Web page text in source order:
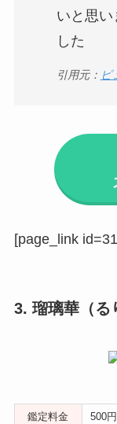
いと思い
した
引用元： ピ
[page_link
3. 瑠璃華（る
鑑定料金 500